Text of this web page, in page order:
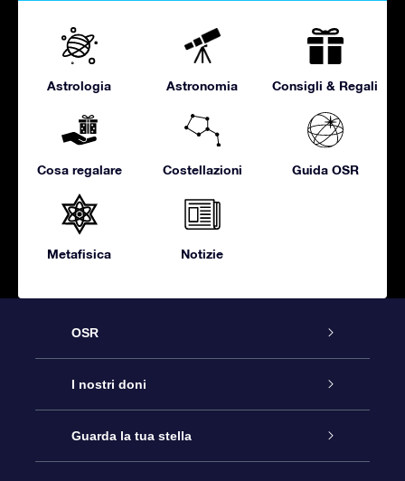
Astrologia Astronomia Consigli & Regali
Cosa regalare Costellazioni Guida OSR
Metafisica Notizie
OSR
Assistenza
Contattaci
I nostri doni
Online Star Gift
Guarda la tua stella